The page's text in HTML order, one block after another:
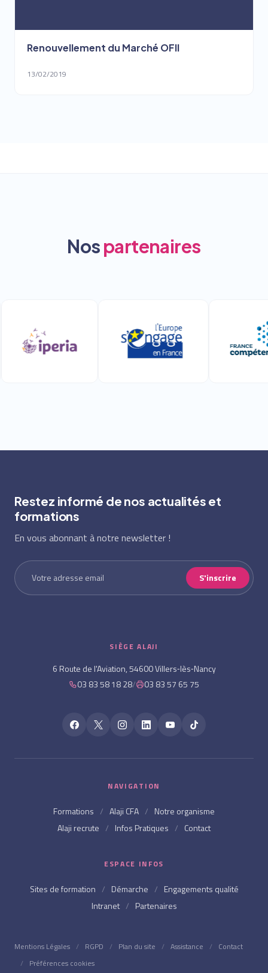
Renouvellement du Marché OFII
13/02/2019
Nospartenaires
Restez informé de nos actualités et
formations
En vous abonnant à notre newsletter !
S'inscrire
SIÈGE ALAJI
6 Route de l'Aviation, 54600 Villers‑lès‑Nancy
03 83 58 18 28/ 03 83 57 65 75
NAVIGATION
Formations / Alaji CFA / Notre organisme
Alaji recrute / Infos Pratiques / Contact
ESPACE INFOS
Sites de formation / Démarche / Engagements qualité
Intranet / Partenaires
Mentions Légales / RGPD / Plan du site / Assistance /
Contact
/
Préférences cookies